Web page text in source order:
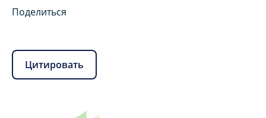
Поделиться
Цитировать